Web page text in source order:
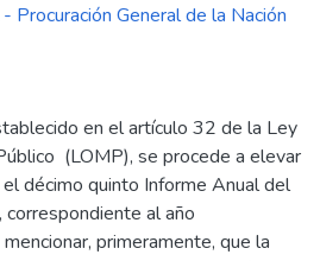
Procuración General de la Nación
en el artículo 32 de la Ley
(LOMP), se procede a elevar
décimo quinto Informe Anual del
al año
primeramente, que la